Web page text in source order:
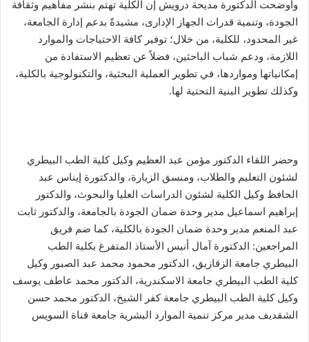
وأوضحت الدكتورة مديحة درويش إن الكلية تهتم بنشر مفاهيم وثقافة
الجودة، وتنمية قدرات الجهاز الإدارى، مشيدةً بدعم إدارة الجامعة،
غير المحدود، للكلية، من خلال؛ توفير كافة الاحتياجات والموارد
اللازمة، ودعم شباب الباحثين، فضلاً عن تعظيم الاستفادة من
إمكانياتها ومواردها، في تطوير العملية البحثية، والتكنولوجية بالكلية،
وكذلك تطوير البنية التحتية لها.
وحضر اللقاء الدكتور مؤمن عبد العظيم وكيل كلية الطب البيطري
لشئون التعليم والطلاب، ومنسق الزيارة، والدكتورة إيناس عبد
الحافظ وكيل الكلية لشئون الدراسات العليا والبحوث، والدكتور
إبراهيم اسماعيل مدير وحدة ضمان الجودة بالجامعة، والدكتور ثابت
عبد المنعم مدير وحدة ضمان الجودة بالكلية، كما ضم فريق
المراجعين: الدكتورة آمال أنيس الأستاذ المتفرغ بكلية الطب
البيطري جامعة الزقازيق، الدكتور محمود محمد عبد الصبور وكيل
كلية الطب البيطري جامعة الاسكندرية، الدكتور محمد عاطف يوسف
وكيل كلية الطب البيطري جامعة كفر الشيخ، الدكتور محمد حسن
الشقديف مدير مركز تنمية الموارد البشرية جامعة قناة السويس